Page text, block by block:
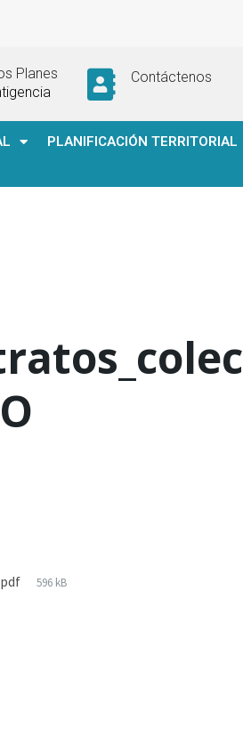
Planes
Contáctenos
PLANIFICACIÓN TERRITORIAL
596 kB